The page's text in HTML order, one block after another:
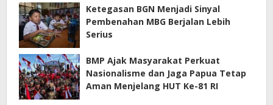
Ketegasan BGN Menjadi Sinyal
Pembenahan MBG Berjalan Lebih
Serius
BMP Ajak Masyarakat Perkuat
Nasionalisme dan Jaga Papua Tetap
Aman Menjelang HUT Ke-81 RI